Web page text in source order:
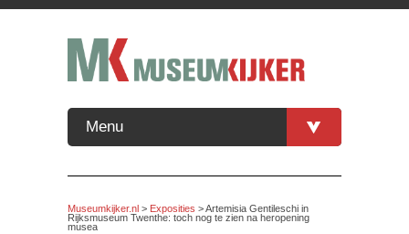
Menu
Museumkijker.nl > Exposities > Artemisia Gentileschi in
Rijksmuseum Twenthe: toch nog te zien na heropening
musea